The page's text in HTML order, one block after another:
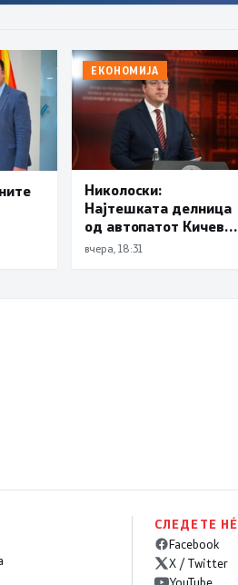
ЕКОНОМИЈА
Николоски:
Најтешката делница
од автопатот Кичево-
Охрид ќе биде
вчера, 18:31
СЛЕДЕТЕ НÉ
Facebook
X / Twitter